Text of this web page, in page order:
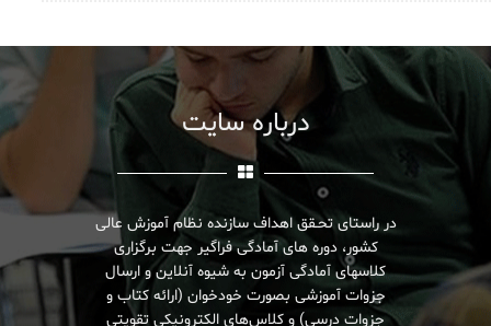
درباره سایت
در راستای تحـقق اهداف سازنده نظام آموزش عالی
کشور، دوره های آمادگی فراگیر جهت برگزاری
کلاسهای آمادگی آزمون به شیوه آنلاین و ارسال
جزوات آموزشی بصورت خودخوان (ارائه کتاب و
جزوات درسی) و کلاس‌های الکترونیکی تقویتی